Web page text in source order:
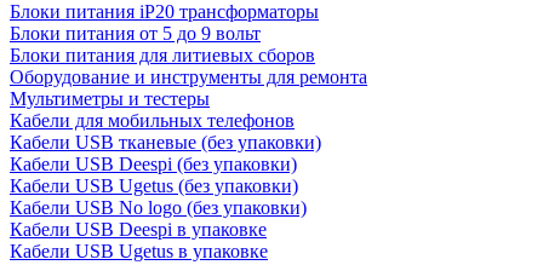
Блоки питания iP20 трансформаторы
Блоки питания от 5 до 9 вольт
Блоки питания для литиевых сборов
Оборудование и инструменты для ремонта
Мультиметры и тестеры
Кабели для мобильных телефонов
Кабели USB тканевые (без упаковки)
Кабели USB Deespi (без упаковки)
Кабели USB Ugetus (без упаковки)
Кабели USB No logo (без упаковки)
Кабели USB Deespi в упаковке
Кабели USB Ugetus в упаковке